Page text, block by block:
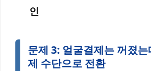
인
문제 3: 얼굴결제는 꺼졌는
제 수단으로 전환